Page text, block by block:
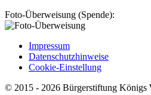
Foto-Überweisung (Spende):
Impressum
Datenschutzhinweise
Cookie-Einstellung
© 2015 - 2026 Bürgerstiftung Königs